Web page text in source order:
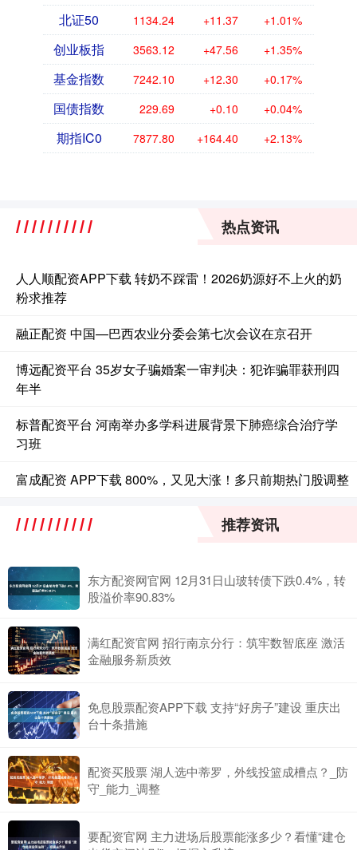
北证50 1134.24 +11.37 +1.01%
创业板指 3563.12 +47.56 +1.35%
基金指数 7242.10 +12.30 +0.17%
国债指数 229.69 +0.10 +0.04%
期指IC0 7877.80 +164.40 +2.13%
热点资讯
人人顺配资APP下载 转奶不踩雷！2026奶源好不上火的奶
粉求推荐
融正配资 中国—巴西农业分委会第七次会议在京召开
博远配资平台 35岁女子骗婚案一审判决：犯诈骗罪获刑四
年半
标普配资平台 河南举办多学科进展背景下肺癌综合治疗学
习班
富成配资 APP下载 800%，又见大涨！多只前期热门股调整
推荐资讯
东方配资网官网 12月31日山玻转债下跌0.4%，转
股溢价率90.83%
满红配资官网 招行南京分行：筑牢数智底座 激活
金融服务新质效
免息股票配资APP下载 支持“好房子”建设 重庆出
台十条措施
配资买股票 湖人选中蒂罗，外线投篮成槽点？_防
守_能力_调整
要配资官网 主力进场后股票能涨多少？看懂“建仓